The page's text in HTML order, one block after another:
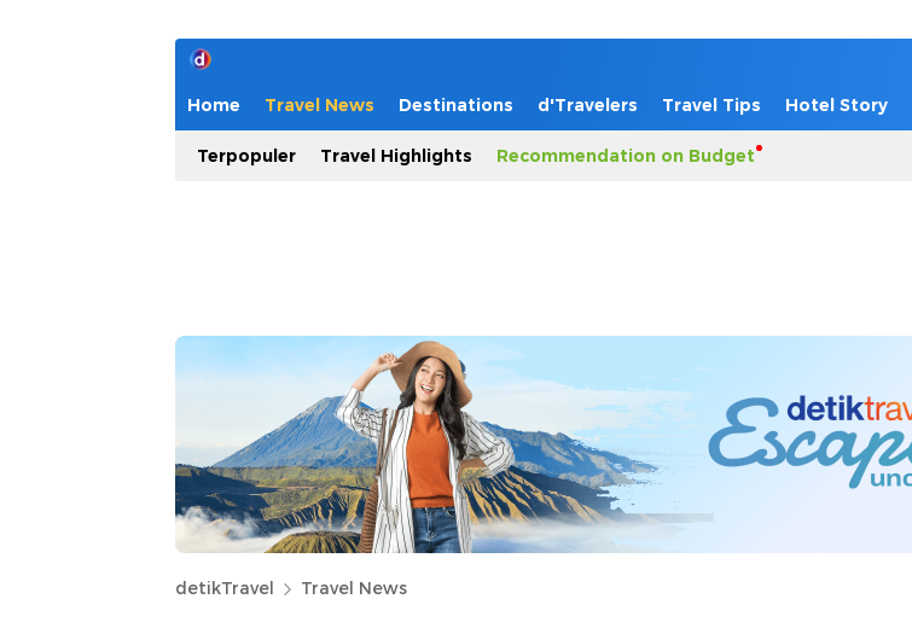
Home Travel News Destinations d'Travelers Travel Tips Hotel Story
Terpopuler Travel Highlights Recommendation on Budget
detikTravel Travel News